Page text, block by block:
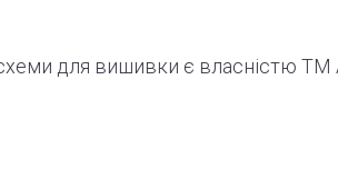
схеми для вишивки є власністю